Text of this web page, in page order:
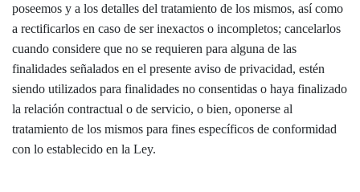
poseemos y a los detalles del tratamiento de los mismos, así como
a rectificarlos en caso de ser inexactos o incompletos; cancelarlos
cuando considere que no se requieren para alguna de las
finalidades señalados en el presente aviso de privacidad, estén
siendo utilizados para finalidades no consentidas o haya finalizado
la relación contractual o de servicio, o bien, oponerse al
tratamiento de los mismos para fines específicos de conformidad
con lo establecido en la Ley.